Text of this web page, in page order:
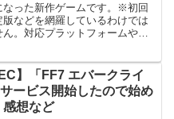
なった新作ゲームです。※初回
版などを網羅しているわけでは
。対応プラットフォームやバ
品リンクの画像はありません。
月 発売予...
】「FF7 エバークライ
ービス開始したので始め
感想など